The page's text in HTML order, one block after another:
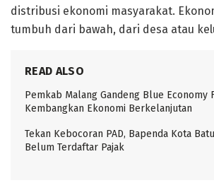
distribusi ekonomi masyarakat.
tumbuh dari bawah, dari desa atau
READ ALSO
Pemkab Malang Gandeng Blue Economy
Kembangkan Ekonomi Berkelanjutan
Tekan Kebocoran PAD, Bapenda Kota
Belum Terdaftar Pajak